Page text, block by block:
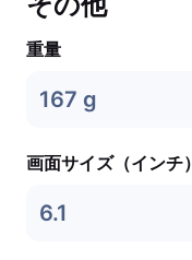
重量
167 g
画面サイズ（インチ）
6.1